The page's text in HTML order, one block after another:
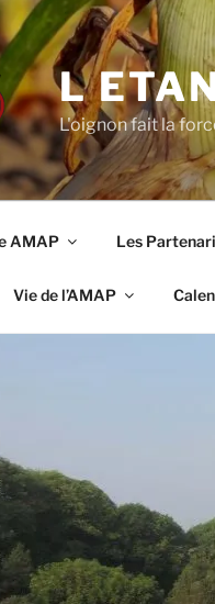
L
L'oignon fait la
AMAP Les
Vie de l’AMAP